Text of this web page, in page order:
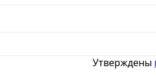
Утверждены